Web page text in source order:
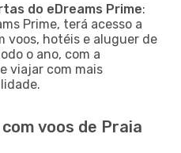
do eDreams Prime:
Prime, terá acesso a
voos, hotéis e aluguer de
o ano, com a
viajar com mais
voos de Praia